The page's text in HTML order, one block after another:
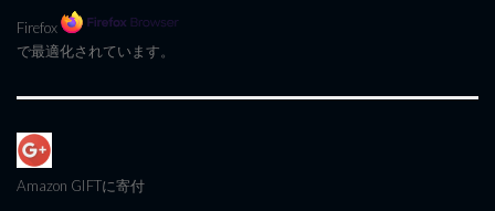
Firefox
で最適化されています。
Amazon GIFTに寄付